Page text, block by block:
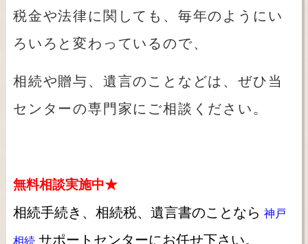
税金や法律に関しても、毎年のようにい
ろいろと変わっているので、
相続や贈与、遺言のことなどは、ぜひ当
センターの専門家にご相談ください。
無料相談実施中★
相続手続き、相続税、遺言書のことなら 神戸
相続サポートセンターにお任せ下さい。